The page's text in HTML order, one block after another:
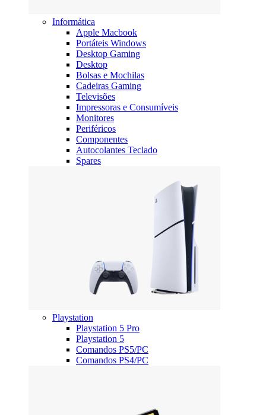
Informática
Apple Macbook
Portáteis Windows
Desktop Gaming
Desktop
Bolsas e Mochilas
Cadeiras Gaming
Televisões
Impressoras e Consumíveis
Monitores
Periféricos
Componentes
Autocolantes Teclado
Spares
Playstation
Playstation 5 Pro
Playstation 5
Comandos PS5/PC
Comandos PS4/PC